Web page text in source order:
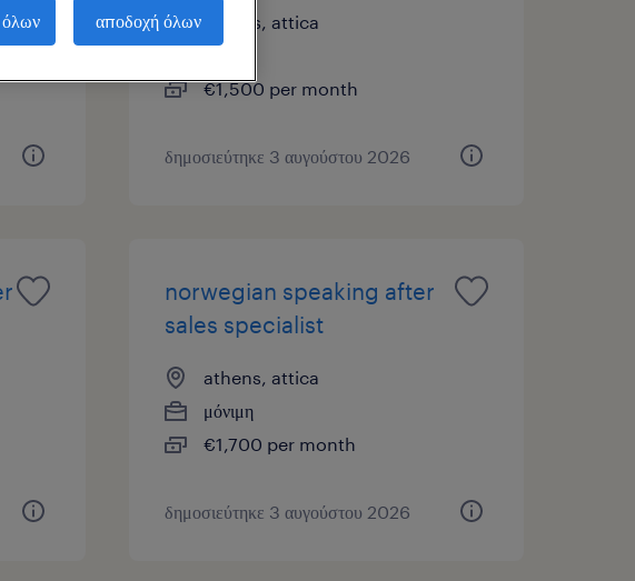
athens, attica
€1,500 per month
δημοσιεύτηκε 3 αυγούστου 2026
norwegian speaking after
sales specialist
athens, attica
μόνιμη
€1,700 per month
δημοσιεύτηκε 3 αυγούστου 2026
αποδοχή όλων